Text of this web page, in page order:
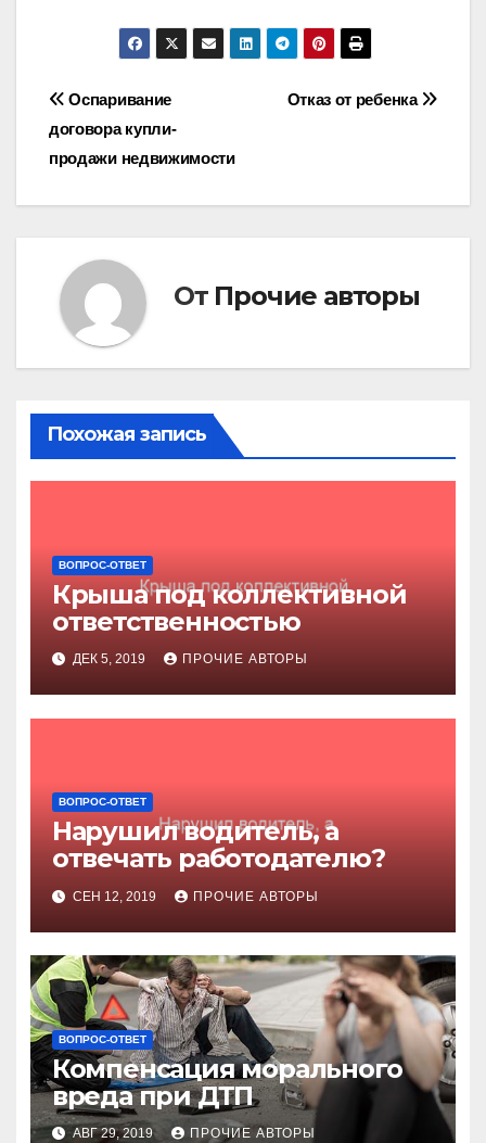
Навигация
по
записям
Отказ от ребенка
Оспаривание
договора купли-
продажи недвижимости
От Прочие авторы
Похожая запись
ВОПРОС-ОТВЕТ
Крыша под коллективной
ответственностью
ДЕК 5, 2019 ПРОЧИЕ АВТОРЫ
ВОПРОС-ОТВЕТ
Нарушил водитель, а
отвечать работодателю?
СЕН 12, 2019 ПРОЧИЕ АВТОРЫ
ВОПРОС-ОТВЕТ
Компенсация морального
вреда при ДТП
АВГ 29, 2019 ПРОЧИЕ АВТОРЫ